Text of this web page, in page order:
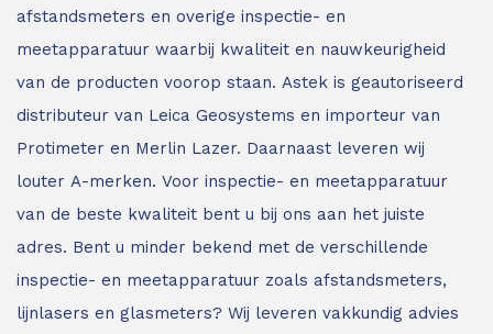
afstandsmeters en overige inspectie- en
meetapparatuur waarbij kwaliteit en nauwkeurigheid
van de producten voorop staan. Astek is geautoriseerd
distributeur van Leica Geosystems en importeur van
Protimeter en Merlin Lazer. Daarnaast leveren wij
louter A-merken. Voor inspectie- en meetapparatuur
van de beste kwaliteit bent u bij ons aan het juiste
adres. Bent u minder bekend met de verschillende
inspectie- en meetapparatuur zoals afstandsmeters,
lijnlasers en glasmeters? Wij leveren vakkundig advies